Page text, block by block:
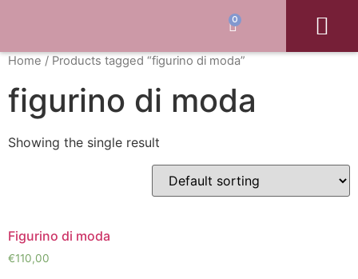
0
Home / Products tagged “figurino di moda”
figurino di moda
Showing the single result
Figurino di moda
€110,00